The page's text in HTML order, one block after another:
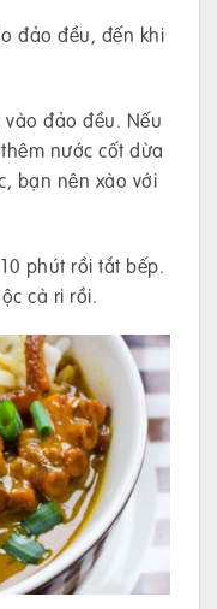
đảo đều, đến khi
đảo đều. Nếu
nước cốt dừa
bạn nên xào với
phút rồi tắt bếp.
cà ri rồi.